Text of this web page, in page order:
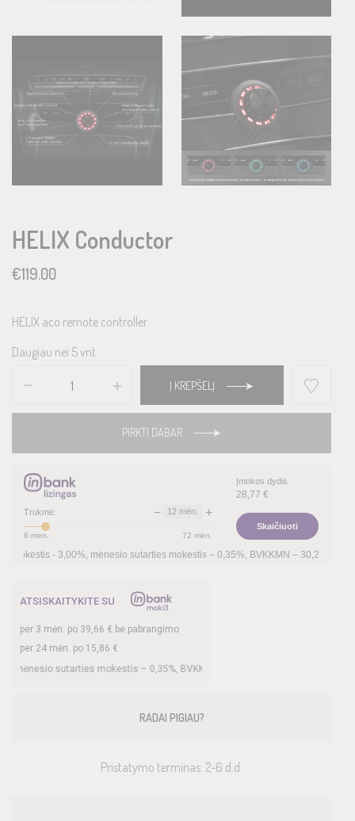
HELIX Conductor
€119.00
HELIX aco remote controller
Daugiau nei 5 vnt.
Į KREPŠELĮ
PIRKTI DABAR
Trukmė: − 12 mėn. +
6 mėn. 72 mėn.
Įmokos dydis
28,77 €
Skaičiuoti
3,00%, mėnesio sutarties mokestis –0,35%, BVKKMN –30,27%, bendra
ATSISKAITYKITE SU
per 3 mėn. po 39,66 € be pabrangimo
per 24 mėn. po 15,86 €
sutarties mokestis –0,35%, BVKKMN –26,78
RADAI PIGIAU?
Pristatymo terminas: 2-6 d.d.